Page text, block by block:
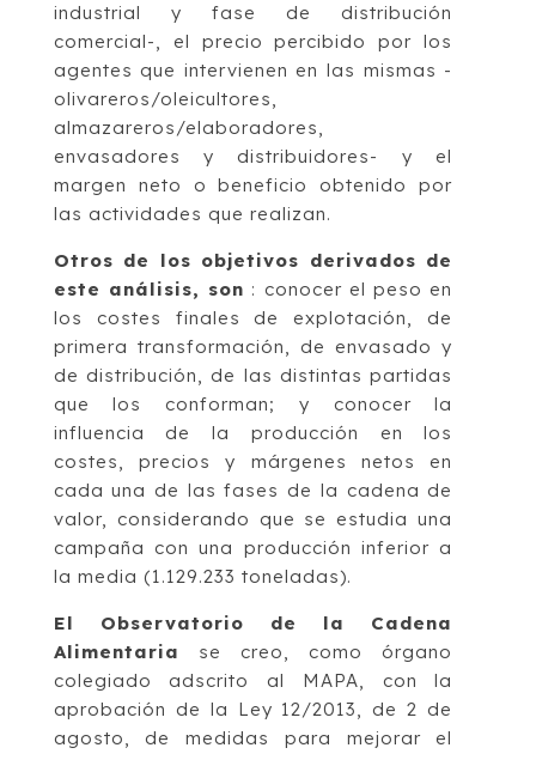
industrial y fase de distribución
comercial-, el precio percibido por los
agentes que intervienen en las mismas -
olivareros/oleicultores,
almazareros/elaboradores,
envasadores y distribuidores- y el
margen neto o beneficio obtenido por
las actividades que realizan.
Otros de los objetivos derivados de
este análisis, son : conocer el peso en
los costes finales de explotación, de
primera transformación, de envasado y
de distribución, de las distintas partidas
que los conforman; y conocer la
influencia de la producción en los
costes, precios y márgenes netos en
cada una de las fases de la cadena de
valor, considerando que se estudia una
campaña con una producción inferior a
la media (1.129.233 toneladas).
El Observatorio de la Cadena
Alimentaria se creo, como órgano
colegiado adscrito al MAPA, con la
aprobación de la Ley 12/2013, de 2 de
agosto, de medidas para mejorar el